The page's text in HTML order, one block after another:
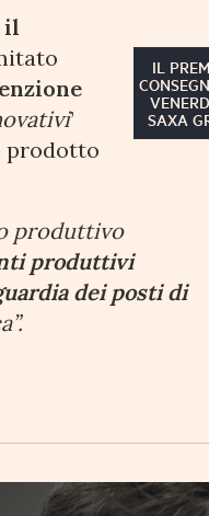
IL
SAXA
il
’
prodotto
produttivo
produttivi
dei posti di